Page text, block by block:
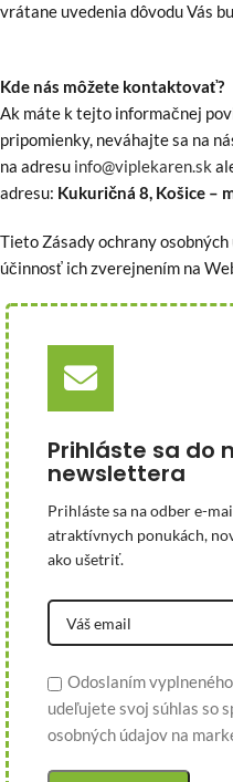
vrátane uvedenia dôvodu Vás
Kde nás môžete kontaktovať?
Ak máte k tejto informačnej
pripomienky, neváhajte sa na
na adresu info@viplekaren.sk
adresu: Kukuričná 8, Košice –
Tieto Zásady ochrany
účinnosť ich zverejnením na
Prihláste sa do
newslettera
Prihláste sa na odber e-
atraktívnych ponukách,
ako ušetriť.
Odoslaním
udeľujete svoj súhlas so
osobných údajov na